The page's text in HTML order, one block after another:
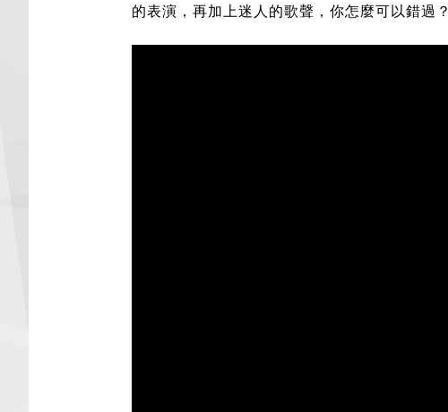
的表演，再加上迷人的歌聲，你怎麼可以錯過？